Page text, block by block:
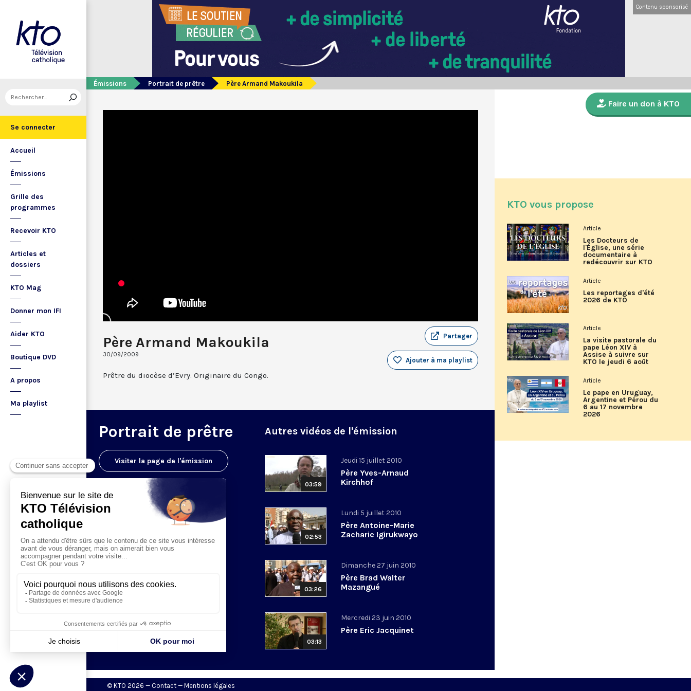
Se connecter
Accueil
Émissions
Grille des
programmes
Recevoir KTO
Articles et
dossiers
KTO Mag
Donner mon IFI
Aider KTO
Boutique DVD
A propos
Ma playlist
Contenu sponsorisé
Émissions Portrait de prêtre Père Armand Makoukila
Père Armand Makoukila
30/09/2009
Partager
Ajouter à ma playlist
Prêtre du diocèse d’Evry. Originaire du Congo.
Portrait de prêtre
Visiter la page de l'émission
Autres vidéos de l'émission
03:59
Jeudi 15 juillet 2010
Père Yves-Arnaud
Kirchhof
02:53
Lundi 5 juillet 2010
Père Antoine-Marie
Zacharie Igirukwayo
03:26
Dimanche 27 juin 2010
Père Brad Walter
Mazangué
03:13
Mercredi 23 juin 2010
Père Eric Jacquinet
Faire un don à KTO
KTO vous propose
Article
Les Docteurs de
l'Église, une série
documentaire à
redécouvrir sur KTO
Article
Les reportages d'été
2026 de KTO
Article
La visite pastorale du
pape Léon XIV à
Assise à suivre sur
KTO le jeudi 6 août
Article
Le pape en Uruguay,
Argentine et Pérou du
6 au 17 novembre
2026
© KTO 2026 — Contact — Mentions légales